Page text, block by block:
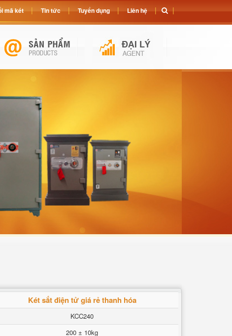
Két sắt điện tử giá rẻ thanh hóa
KCC240
200 ± 10kg
mã két Tin tức Tuyển dụng Liên hệ